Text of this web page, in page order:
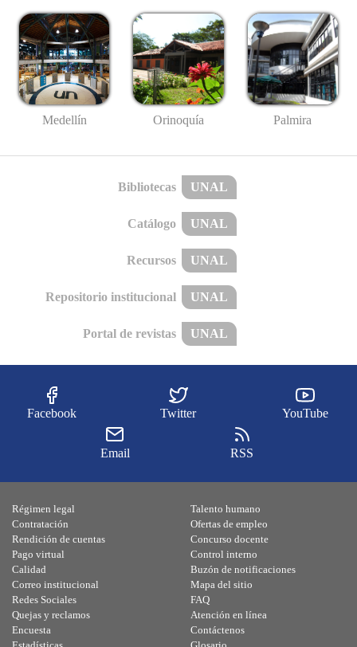
Medellín Orinoquía Palmira
Bibliotecas UNAL
Catálogo UNAL
Recursos UNAL
Repositorio institucional UNAL
Portal de revistas UNAL
Facebook Twitter YouTube
Email RSS
Régimen legal
Contratación
Rendición de cuentas
Pago virtual
Calidad
Talento humano
Ofertas de empleo
Concurso docente
Control interno
Buzón de notificaciones
Correo institucional
Redes Sociales
Quejas y reclamos
Encuesta
Mapa del sitio
FAQ
Atención en línea
Contáctenos